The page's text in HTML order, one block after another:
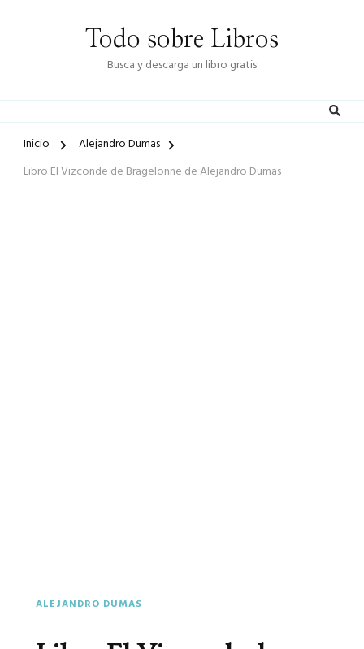
Todo sobre Libros
Busca y descarga un libro gratis
Inicio
Alejandro Dumas
Libro El Vizconde de Bragelonne de Alejandro Dumas
ALEJANDRO DUMAS